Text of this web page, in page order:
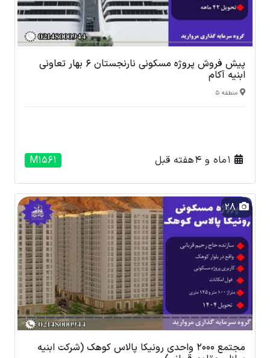
پیش فروش پروژه مسکونی نارنجستان 6 بهار تعاونی
ابنیه آکام
منطقه 5
M1561
28
مجتمع 2000 واحدی رونیکا پالاس کوهک (شرکت ابنیه